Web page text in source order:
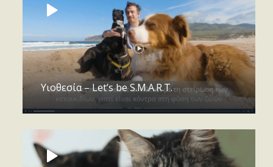
Υιοθεσία – Let’s be S.M.A.R.T.